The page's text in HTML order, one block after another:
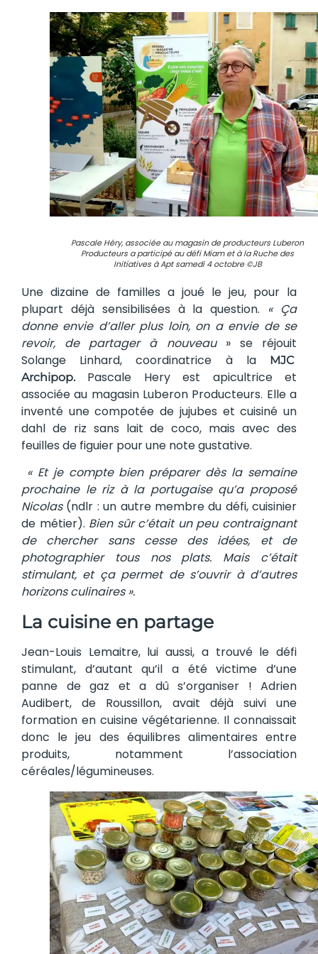
Pascale Héry, associée au magasin de producteurs Luberon
Producteurs a participé au défi Miam et à la Ruche des
Initiatives à Apt samedi 4 octobre ©JB
Une dizaine de familles a joué le jeu, pour la
plupart déjà sensibilisées à la question. « Ça
donne envie d’aller plus loin, on a envie de se
revoir, de partager à nouveau » se réjouit
Solange Linhard, coordinatrice à la
MJC
Archipop.
Pascale Hery est apicultrice et
associée au magasin Luberon Producteurs. Elle a
inventé une compotée de jujubes et cuisiné un
dahl de riz sans lait de coco, mais avec des
feuilles de figuier pour une note gustative.
« Et je compte bien préparer dès la semaine
prochaine le riz à la portugaise qu’a proposé
Nicolas(ndlr : un autre membre du défi, cuisinier
de métier). Bien sûr c’était un peu contraignant
de chercher sans cesse des idées, et de
photographier tous nos plats. Mais c’était
stimulant, et ça permet de s’ouvrir à d’autres
horizons culinaires ».
La cuisine en partage
Jean-Louis Lemaitre, lui aussi, a trouvé le défi
stimulant, d’autant qu’il a été victime d’une
panne de gaz et a dû s’organiser ! Adrien
Audibert, de Roussillon, avait déjà suivi une
formation en cuisine végétarienne. Il connaissait
donc le jeu des équilibres alimentaires entre
produits, notamment l’association
céréales/légumineuses.